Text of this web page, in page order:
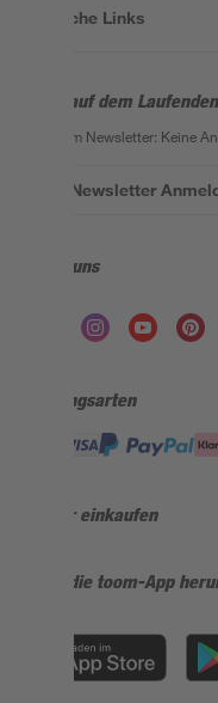
Nützliche Links
Bleib auf dem
Der toom Newsletter: Keine
Zur Newsletter
Folge uns
Zahlungsarten
Sicher einkaufen
Jetzt die toom-App